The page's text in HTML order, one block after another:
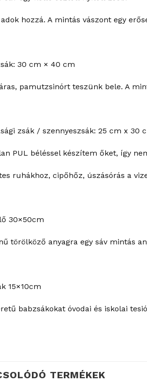
hozzá. A mintás vászont egy
30 cm × 40 cm
pamutzsinórt teszünk bele. A
zsák / szennyeszsák: 25 cm x 30
PUL béléssel készítem őket, így
ruhákhoz, cipőhőz, úszásórás a
30×50cm
törölköző anyagra egy sáv mintás
15×10cm
babzsákokat óvodai és iskolai
TERMÉKEK